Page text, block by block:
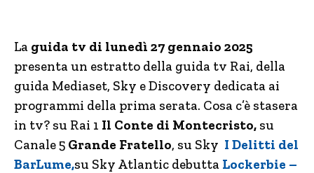
La guida tv di lunedì 27 gennaio 2025
presenta un estratto della guida tv Rai, della
guida Mediaset, Sky e Discovery dedicata ai
programmi della prima serata. Cosa c’è stasera
in tv? su Rai 1 Il Conte di Montecristo, su
Canale 5 Grande Fratello, su Sky I Delitti del
BarLume,su Sky Atlantic debutta Lockerbie –